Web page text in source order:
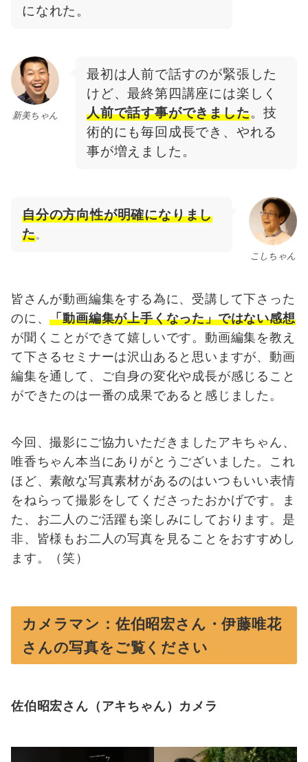
になれた。
新美ちゃん
最初は人前で話すのが緊張した
けど、最終第四講座には楽しく
人前で話す事ができました。技
術的にも毎回成長でき、やれる
事が増えました。
こしちゃん
自分の方向性が明確になりまし
た。
皆さんが動画編集をする為に、受講して下さった
のに、「動画編集が上手くなった」ではない感想
が聞くことができて嬉しいです。動画編集を教え
て下さるセミナーは沢山あると思いますが、動画
編集を通して、ご自身の変化や成長が感じること
ができたのは一番の成果であると感じました。
今回、撮影にご協力いただきましたアキちゃん、
唯香ちゃん本当にありがとうございました。これ
ほど、素敵な写真素材があるのはいつもいい表情
をねらって撮影をしてくださったおかげです。ま
た、お二人のご活躍も楽しみにしております。是
非、皆様もお二人の写真を見ることをおすすめし
ます。（笑）
カメラマン：佐伯昭宏さん・伊藤唯花
さんの写真をご覧ください
佐伯昭宏さん（アキちゃん）カメラ